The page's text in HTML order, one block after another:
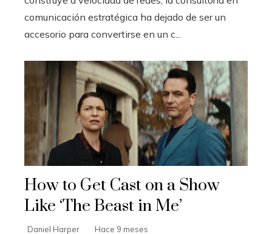
comunicación estratégica ha dejado de ser un
accesorio para convertirse en un c...
How to Get Cast on a Show
Like ‘The Beast in Me’
Daniel Harper Hace 9 meses